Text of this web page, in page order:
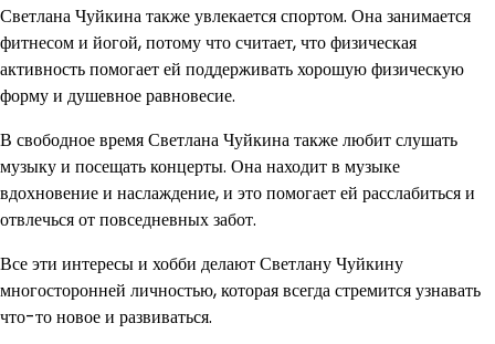
Светлана Чуйкина также увлекается спортом. Она занимается
фитнесом и йогой, потому что считает, что физическая
активность помогает ей поддерживать хорошую физическую
форму и душевное равновесие.
В свободное время Светлана Чуйкина также любит слушать
музыку и посещать концерты. Она находит в музыке
вдохновение и наслаждение, и это помогает ей расслабиться и
отвлечься от повседневных забот.
Все эти интересы и хобби делают Светлану Чуйкину
многосторонней личностью, которая всегда стремится узнавать
что-то новое и развиваться.